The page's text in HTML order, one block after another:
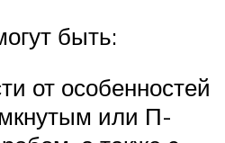
быть:
от особенностей
или П-